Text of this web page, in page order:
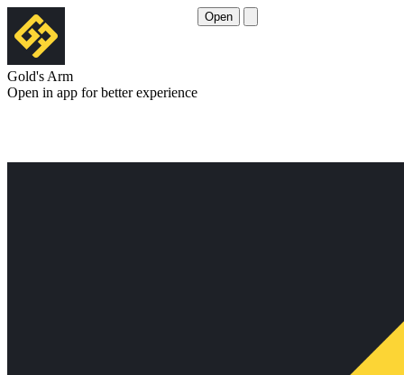
Gold's Arm
Open in app for better experience
Open